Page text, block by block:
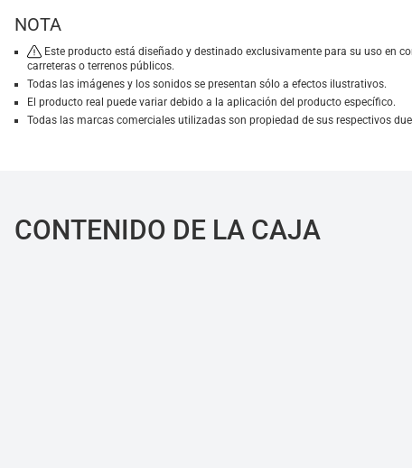
NOTA
Este producto está diseñado y destinado exclusivamente para su uso en
carreteras o terrenos públicos.
Todas las imágenes y los sonidos se presentan sólo a efectos ilustrativos.
El producto real puede variar debido a la aplicación del producto específico.
Todas las marcas comerciales utilizadas son propiedad de sus respectivos
CONTENIDO DE LA CAJA